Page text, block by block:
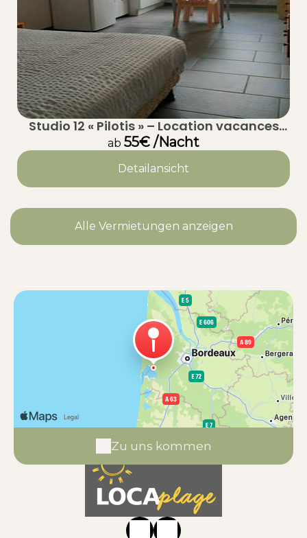
Studio 12 « Pilotis » – Location vacances
calme à Taussat (Lanton) – Bassin
d’Arcachon
ab 55€ /Nacht
Detailansicht
Alle Vermietungen anzeigen
Zu uns kommen